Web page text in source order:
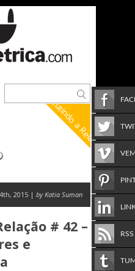
Discutindo a Relação
2015 | by Katia Suman
# 42 –
e
RSS